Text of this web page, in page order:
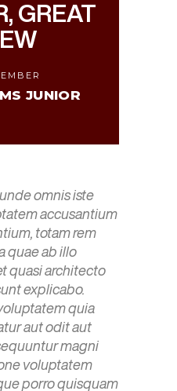
GREAT
JUNIOR
omnis iste
accusantium
totam rem
quae ab illo
quasi architecto
explicabo.
quia
aut odit aut
magni
voluptatem
porro quisquam